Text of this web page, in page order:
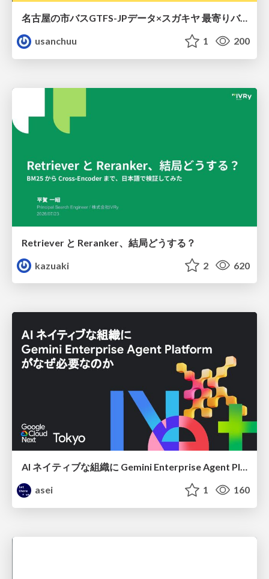
名古屋の市バスGTFS-JPデータ×スガキヤ 最寄りバス停検索をAmazon ElastiCache Serverless for Valkeyで最適化する
usanchuu
1 200
Retriever と Reranker、結局どうする？
kazuaki
2 620
AI ネイティブな組織に Gemini Enterprise Agent Platform がなぜ必要なのか
asei
1 160